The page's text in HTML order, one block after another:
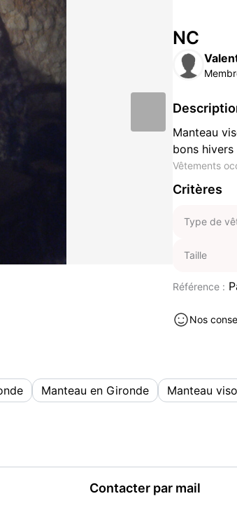
NC
Manteau
bons hivers
Vêtements
Critères
Type de
Taille
Référence :
Nos
Manteau en Gironde Manteau
Contacter par mail